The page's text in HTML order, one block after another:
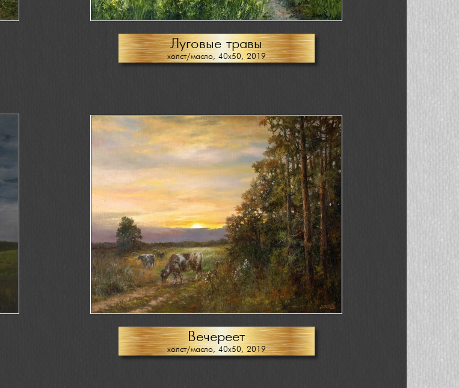
Луговые травы
холст/масло, 40х50, 2019
Вечереет
холст/масло, 40х50, 2019